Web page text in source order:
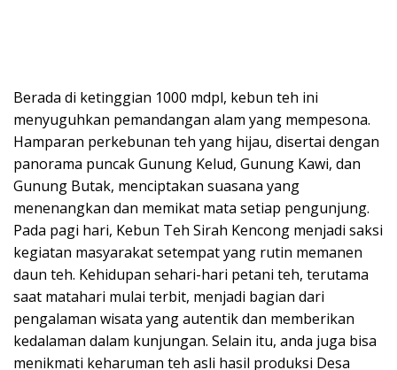
Berada di ketinggian 1000 mdpl, kebun teh ini
menyuguhkan pemandangan alam yang mempesona.
Hamparan perkebunan teh yang hijau, disertai dengan
panorama puncak Gunung Kelud, Gunung Kawi, dan
Gunung Butak, menciptakan suasana yang
menenangkan dan memikat mata setiap pengunjung.
Pada pagi hari, Kebun Teh Sirah Kencong menjadi saksi
kegiatan masyarakat setempat yang rutin memanen
daun teh. Kehidupan sehari-hari petani teh, terutama
saat matahari mulai terbit, menjadi bagian dari
pengalaman wisata yang autentik dan memberikan
kedalaman dalam kunjungan. Selain itu, anda juga bisa
menikmati keharuman teh asli hasil produksi Desa